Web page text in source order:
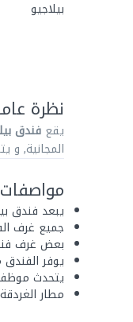
نظرة
يقع فندق
المجانية, و
يبعد فندق بيلاجيو
جميع غرف
بعض غرف
يوفر
يتحدث موظفو
مطار